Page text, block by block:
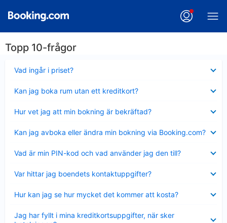
Topp 10-frågor
Vad ingår i priset?
mindre
Kan jag boka rum utan ett kreditkort?
mindre
Hur vet jag att min bokning är bekräftad?
mindre
Kan jag avboka eller ändra min bokning via Booking.com?
mindre
Vad är min PIN-kod och vad använder jag den till?
mindre
Var hittar jag boendets kontaktuppgifter?
mindre
Hur kan jag se hur mycket det kommer att kosta?
mindre
Jag har fyllt i mina kreditkortsuppgifter, när sker
mindre